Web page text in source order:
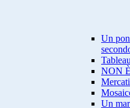
Un
NON
Un